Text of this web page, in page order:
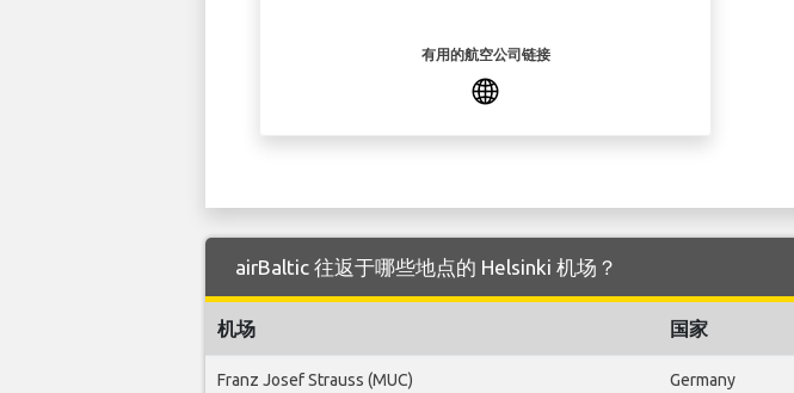
有用的航空公司链接
airBaltic 往返于哪些地点的 Helsinki 机场？
机场 国家
Franz Josef Strauss (MUC) Germany